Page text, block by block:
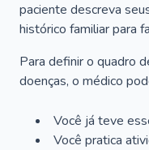
paciente descreva
histórico familiar para
Para definir o quadro
doenças, o médico
Você já teve
Você pratica